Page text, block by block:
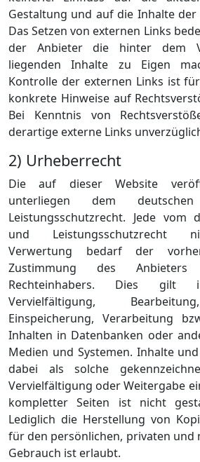
Gestaltung und auf die Inhalte
Das Setzen von externen Links
der Anbieter die hinter dem
liegenden Inhalte zu Eigen
Kontrolle der externen Links ist
konkrete Hinweise auf
Bei Kenntnis von
derartige externe Links
2) Urheberrecht
Die auf dieser Website
unterliegen dem
Leistungsschutzrecht. Jede vom
und Leistungsschutzrecht
Verwertung bedarf der
Zustimmung des
Rechteinhabers. Dies gilt
Vervielfältigung,
Einspeicherung, Verarbeitung
Inhalten in Datenbanken oder
Medien und Systemen. Inhalte
dabei als solche
Vervielfältigung oder Weitergabe
kompletter Seiten ist nicht
Lediglich die Herstellung von
für den persönlichen, privaten und
Gebrauch ist erlaubt.